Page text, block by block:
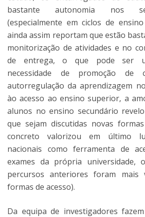
bastante autonomia nos
(especialmente em ciclos de
ainda assim reportam que estão
monitorização de atividades e no
de entrega, o que pode ser
necessidade de promoção de
autorregulação da aprendizagem
ào acesso ao ensino superior, a
alunos no ensino secundário
que sejam discutidas novas
concreto valorizou em último
nacionais como ferramenta de
exames da própria universidade,
percursos anteriores foram mais
formas de acesso).
Da equipa de investigadores